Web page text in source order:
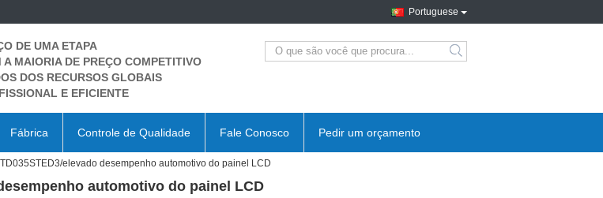
Portuguese
DE UMA ETAPA
A MAIORIA DE PREÇO COMPETITIVO
DOS RECURSOS GLOBAIS
E EFICIENTE
Fábrica Controle de Qualidade Fale Conosco Pedir um orçamento
elevado desempenho automotivo do painel LCD
automotivo do painel LCD